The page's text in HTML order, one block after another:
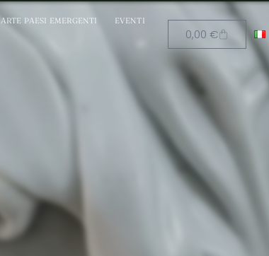
ARTE PAESI EMERGENTI EVENTI
0,00 €